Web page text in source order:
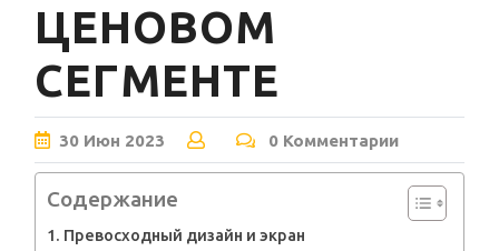
ЦЕНОВОМ
СЕГМЕНТЕ
30 Июн 2023 0 Комментарии
Содержание
Превосходный дизайн и экран